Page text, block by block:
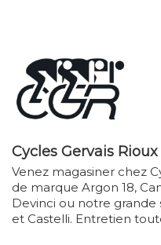
Cycles Gervais Rioux
Venez magasiner chez
de marque Argon 18,
Devinci ou notre
et Castelli. Entretien